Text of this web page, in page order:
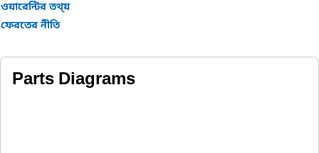
ওয়ারেন্টির তথ্য়
ফেরতের নীতি
Parts Diagrams